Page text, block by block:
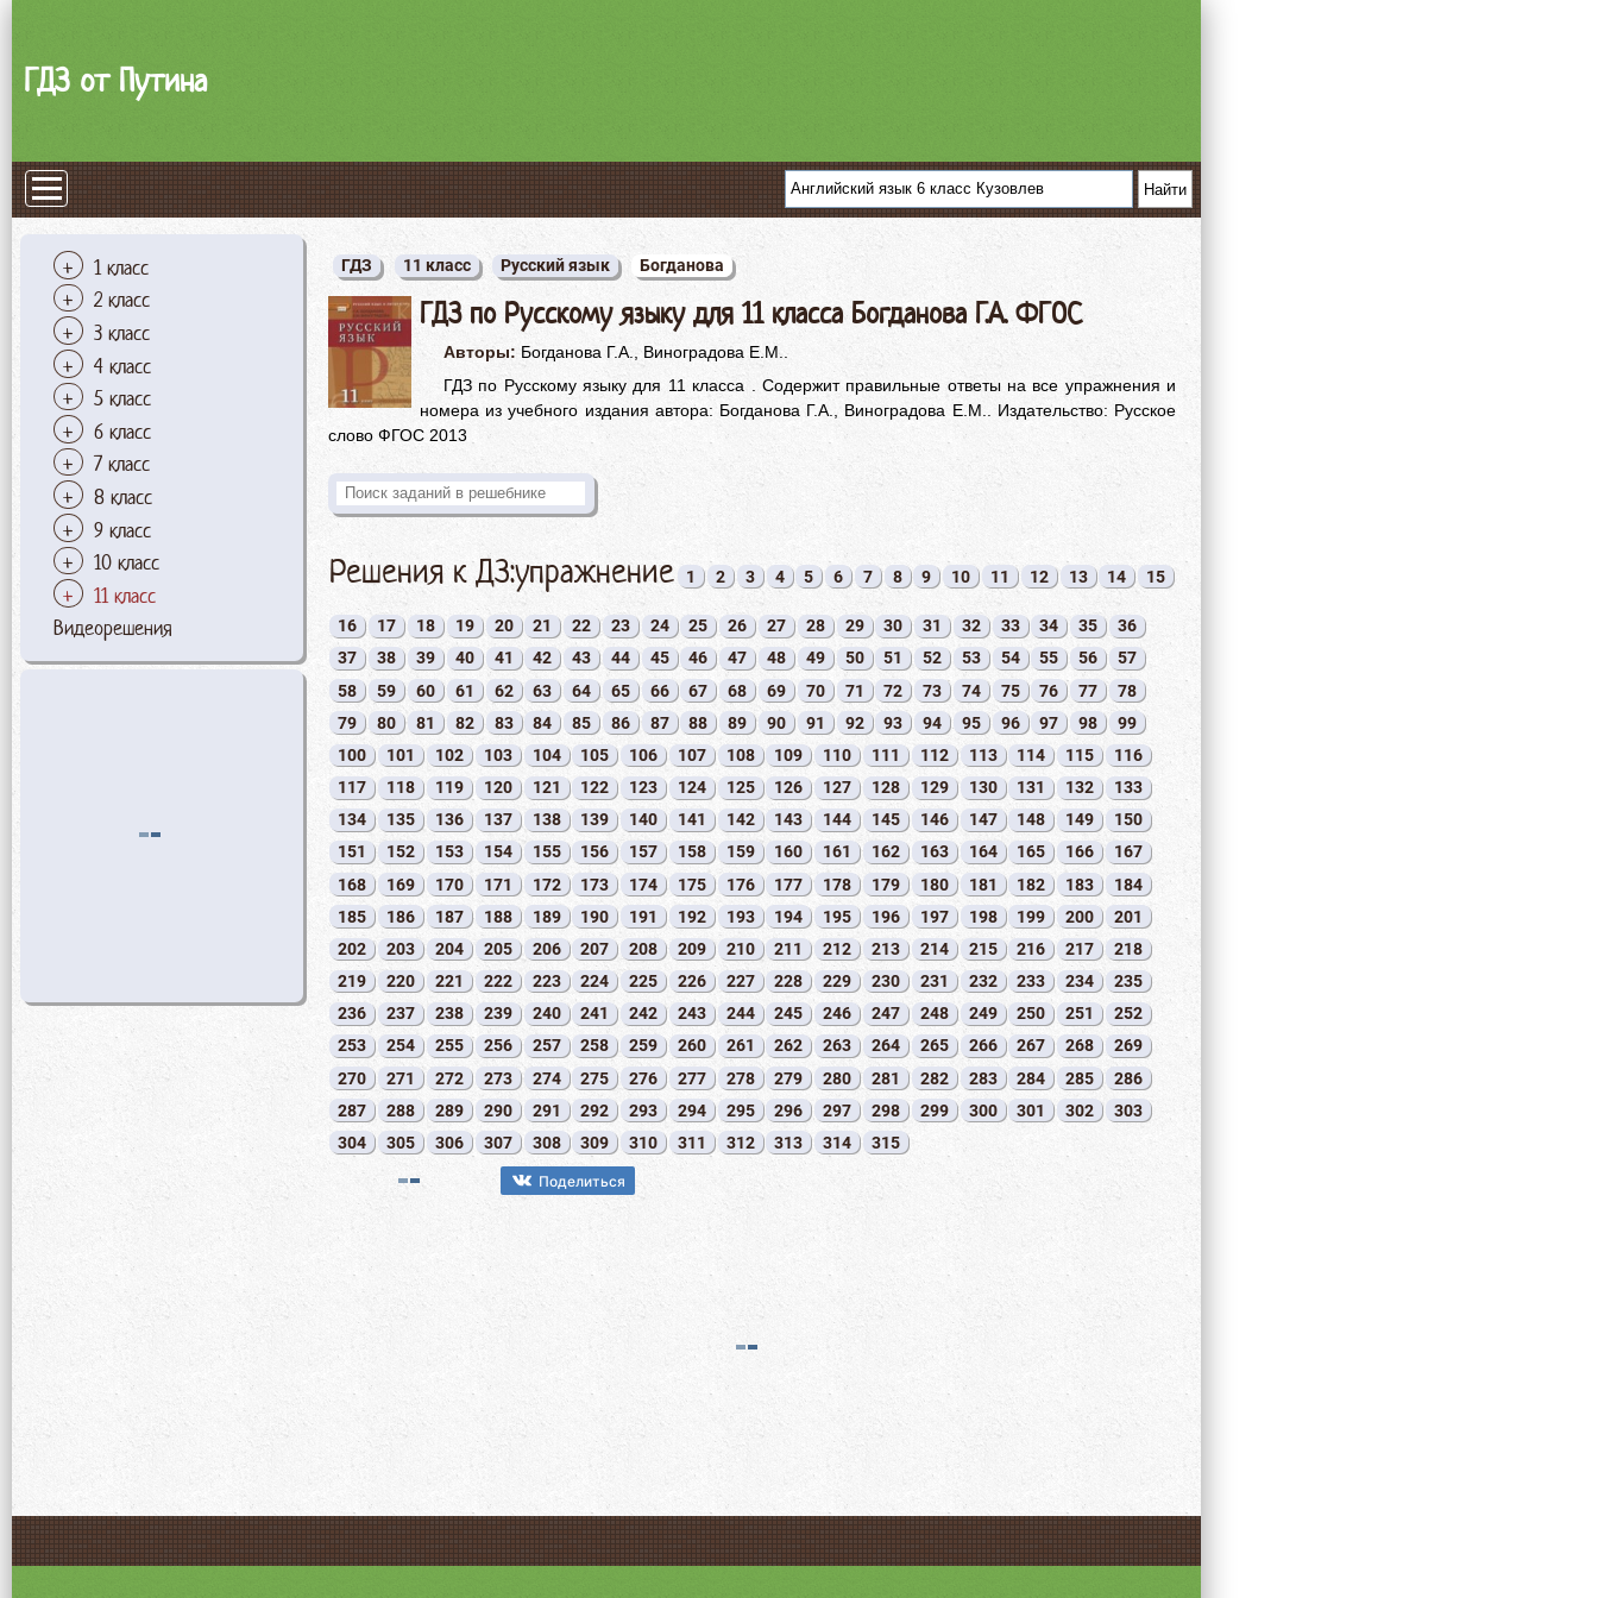
ГДЗ от Путина
1 класс
2 класс
3 класс
4 класс
5 класс
6 класс
7 класс
8 класс
9 класс
10 класс
11 класс
Видеорешения
ГДЗ 11 класс Русский язык Богданова
ГДЗ по Русскому языку для 11 класса Богданова Г.А. ФГОС
Авторы: Богданова Г.А., Виноградова Е.М..
ГДЗ по Русскому языку для 11 класса . Содержит правильные ответы на все упражнения и
номера из учебного издания автора: Богданова Г.А., Виноградова Е.М.. Издательство: Русское
слово ФГОС 2013
Решения к ДЗ:упражнение 1 2 3 4 5 6 7 8 9 10 11 12 13 14 15
16 17 18 19 20 21 22 23 24 25 26 27 28 29 30 31 32 33 34 35
36
37
38 39 40 41 42 43 44 45 46 47 48 49 50 51 52 53 54 55 56
57
58
59 60 61 62 63 64 65 66 67 68 69 70 71 72 73 74 75 76 77
78
79
80 81 82 83 84 85 86 87 88 89 90 91 92 93 94 95 96 97 98
99
100
101 102 103 104 105 106 107 108 109 110 111 112 113 114 115
116
117
118 119 120 121 122 123 124 125 126 127 128 129 130 131 132
133
134
135 136 137 138 139 140 141 142 143 144 145 146 147 148 149
150
151
152 153 154 155 156 157 158 159 160 161 162 163 164 165 166
167
168
169 170 171 172 173 174 175 176 177 178 179 180 181 182 183
184
185
186 187 188 189 190 191 192 193 194 195 196 197 198 199 200
201
202
203 204 205 206 207 208 209 210 211 212 213 214 215 216 217
218
219
220 221 222 223 224 225 226 227 228 229 230 231 232 233 234
235
236
237 238 239 240 241 242 243 244 245 246 247 248 249 250 251
252
253
254 255 256 257 258 259 260 261 262 263 264 265 266 267 268
269
270
271 272 273 274 275 276 277 278 279 280 281 282 283 284 285
286
287
288 289 290 291 292 293 294 295 296 297 298 299 300 301 302
303
304
305 306 307 308 309 310 311 312 313 314 315
Поделиться